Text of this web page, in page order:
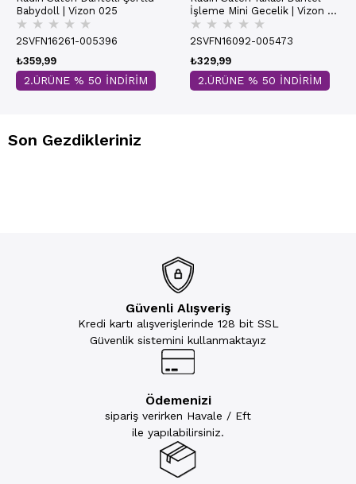
Babydoll | Vizon 025
★ ★ ★ ★ ★
2SVFN16261-005396
₺359,99
2.ÜRÜNE % 50 İNDİRİM
İşleme Mini Gecelik | Vizon H
005
★ ★ ★ ★ ★
2SVFN16092-005473
₺329,99
2.ÜRÜNE % 50 İNDİRİM
Son Gezdikleriniz
Güvenli Alışveriş
Kredi kartı alışverişlerinde 128 bit SSL
Güvenlik sistemini kullanmaktayız
Ödemenizi
sipariş verirken Havale / Eft
ile yapılabilirsiniz.